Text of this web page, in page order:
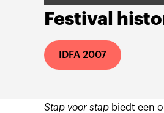
Festival
IDFA 2007
Stap voor stap biedt een